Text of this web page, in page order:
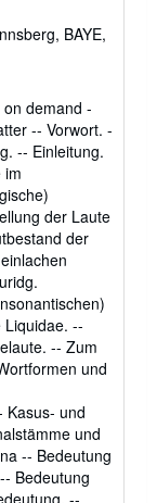
BAYE,
demand -
-- Vorwort. -
-- Einleitung.
im
der Laute
der
Liquidae. --
-- Zum
und
Kasus- und
und
-- Bedeutung
Bedeutung
--